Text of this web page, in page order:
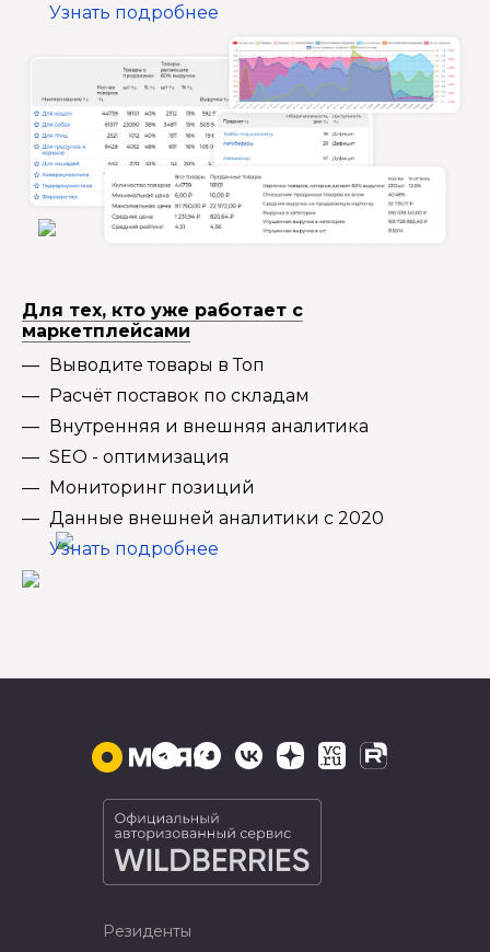
Узнать подробнее
Для тех, кто уже работает с
маркетплейсами
Выводите товары в Топ
Расчёт поставок по складам
Внутренняя и внешняя аналитика
SEO - оптимизация
Мониторинг позиций
Данные внешней аналитики с 2020
Узнать подробнее
Резиденты